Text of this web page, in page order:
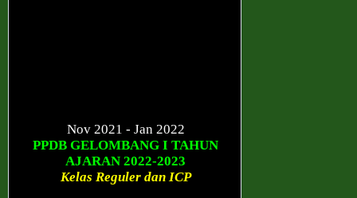
Nov 2021 - Jan 2022
PPDB GELOMBANG I TAHUN
AJARAN 2022-2023
Kelas Reguler dan ICP